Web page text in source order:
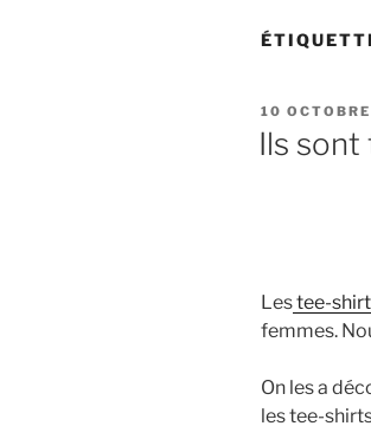
PUBLIÉ
LE
10
Ils sont
Lestee-
femmes.
On les a
les tee-